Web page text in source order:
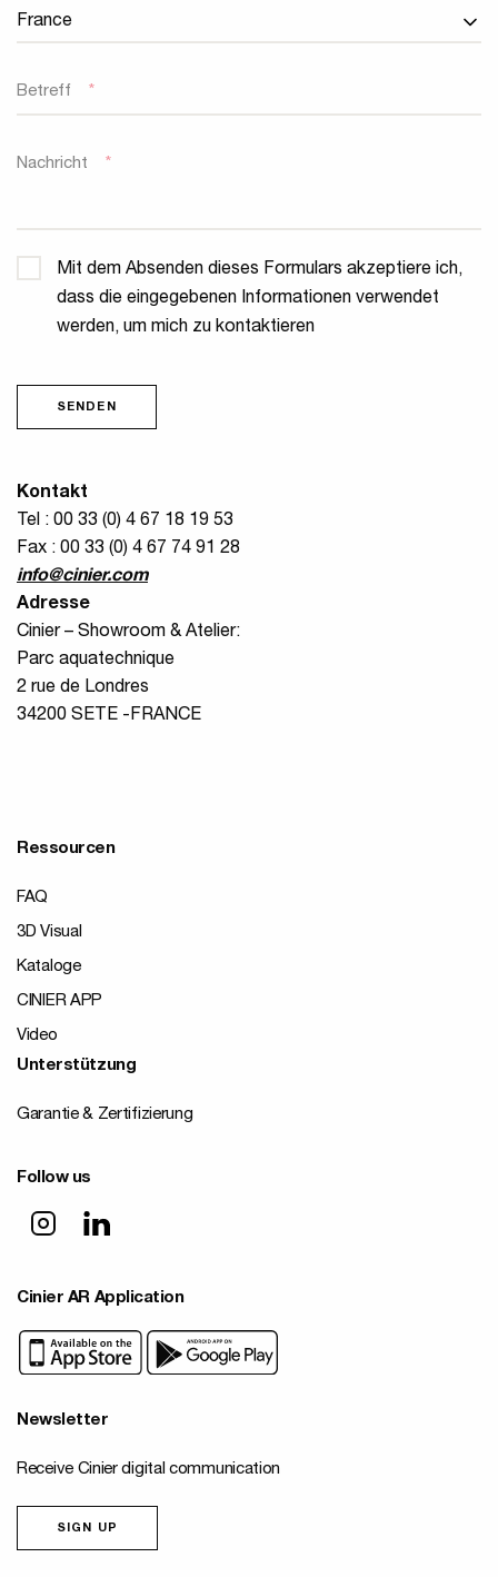
Betreff *
Nachricht *
Privatsphäre *
Mit dem Absenden dieses Formulars akzeptiere ich,
dass die eingegebenen Informationen verwendet
werden, um mich zu kontaktieren
SENDEN
Kontakt
Tel : 00 33 (0) 4 67 18 19 53
Fax : 00 33 (0) 4 67 74 91 28
info@cinier.com
Adresse
Cinier – Showroom & Atelier:
Parc aquatechnique
2 rue de Londres
34200 SETE -FRANCE
Ressourcen
FAQ
3D Visual
Kataloge
CINIER APP
Video
Unterstützung
Garantie & Zertifizierung
Follow us
Cinier AR Application
Newsletter
Receive Cinier digital communication
SIGN UP